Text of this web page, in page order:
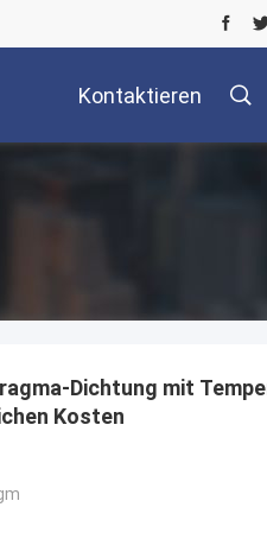
Kontaktieren
Dichtung mit
Kosten